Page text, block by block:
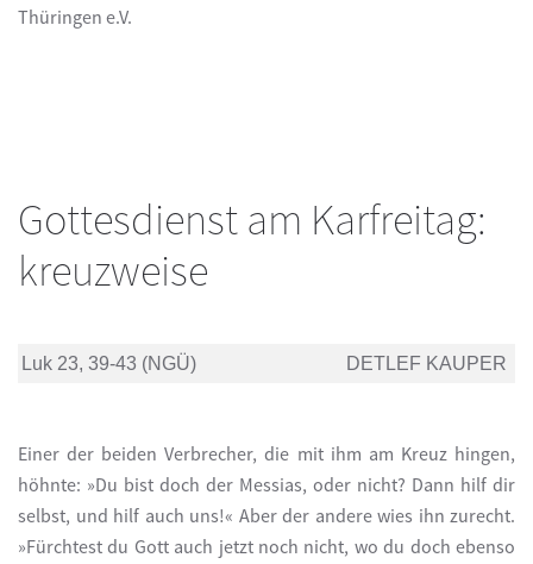
Thüringen e.V.
Gottesdienst am Karfreitag:
kreuzweise
Luk 23, 39-43 (NGÜ) DETLEF KAUPER
Einer der beiden Verbrecher, die mit ihm am Kreuz hingen,
höhnte: »Du bist doch der Messias, oder nicht? Dann hilf dir
selbst, und hilf auch uns!« Aber der andere wies ihn zurecht.
»Fürchtest du Gott auch jetzt noch nicht, wo du doch ebenso